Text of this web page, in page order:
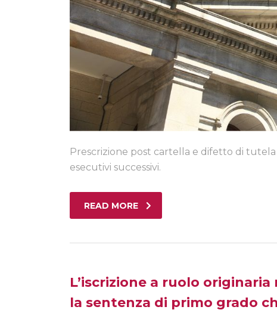
Prescrizione post cartella e difetto di tutela
esecutivi successivi.
READ MORE
L’iscrizione a ruolo
la sentenza di primo grado